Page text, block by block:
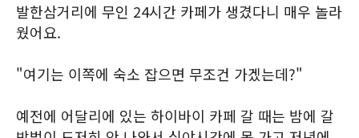
발한삼거리에 무인 24시간 카페가 생겼다니 매우 놀라
웠어요.
"여기는 이쪽에 숙소 잡으면 무조건 가겠는데?"
예전에 어달리에 있는 하이바이 카페 갈 때는 밤에 갈